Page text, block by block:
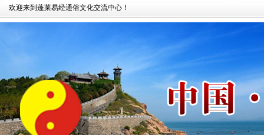
欢迎来到蓬莱易经通俗文化交流中心！